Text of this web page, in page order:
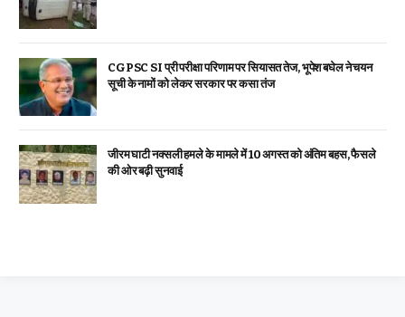
CGPSC SI प्री परीक्षा परिणाम पर सियासत तेज, भूपेश बघेल ने चयन
सूची के नामों को लेकर सरकार पर कसा तंज
जीरम घाटी नक्सली हमले के मामले में 10 अगस्त को अंतिम बहस, फैसले
की ओर बढ़ी सुनवाई